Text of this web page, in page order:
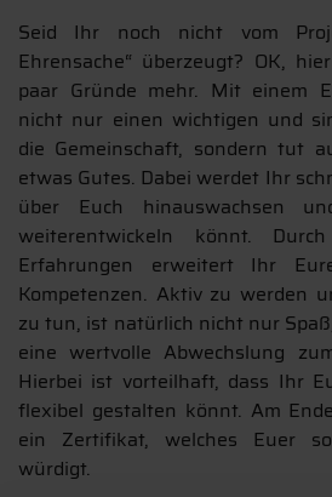
Seid Ihr noch nicht vom
Ehrensache“ überzeugt? OK,
paar Gründe mehr. Mit einem
nicht nur einen wichtigen und
die Gemeinschaft, sondern tut
etwas Gutes. Dabei werdet Ihr
über Euch hinauswachsen
weiterentwickeln könnt.
Erfahrungen erweitert Ihr
Kompetenzen. Aktiv zu werden
zu tun, ist natürlich nicht nur
eine wertvolle Abwechslung
Hierbei ist vorteilhaft, dass Ihr
flexibel gestalten könnt. Am
ein Zertifikat, welches Euer
würdigt.